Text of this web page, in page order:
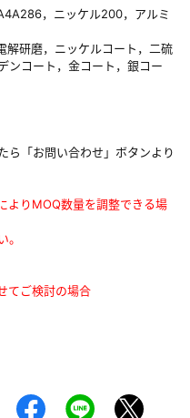
，ニッケル200，アルミ
解研磨，ニッケルコート，二硫
ンコート，金コート，銀コー
ら「お問い合わせ」ボタンより
よりMOQ数量を調整できる場
てご検討の場合